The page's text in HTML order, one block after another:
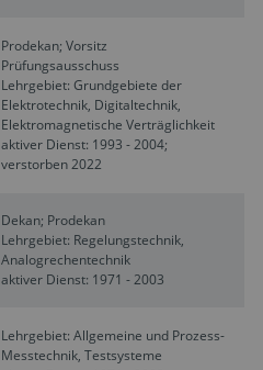
Prodekan; Vorsitz
Prüfungsausschuss
Lehrgebiet: Grundgebiete der
Elektrotechnik, Digitaltechnik,
Elektromagnetische Verträglichkeit
aktiver Dienst: 1993 - 2004;
verstorben 2022
Dekan; Prodekan
Lehrgebiet: Regelungstechnik,
Analogrechentechnik
aktiver Dienst: 1971 - 2003
Lehrgebiet: Allgemeine und Prozess-
Messtechnik, Testsysteme